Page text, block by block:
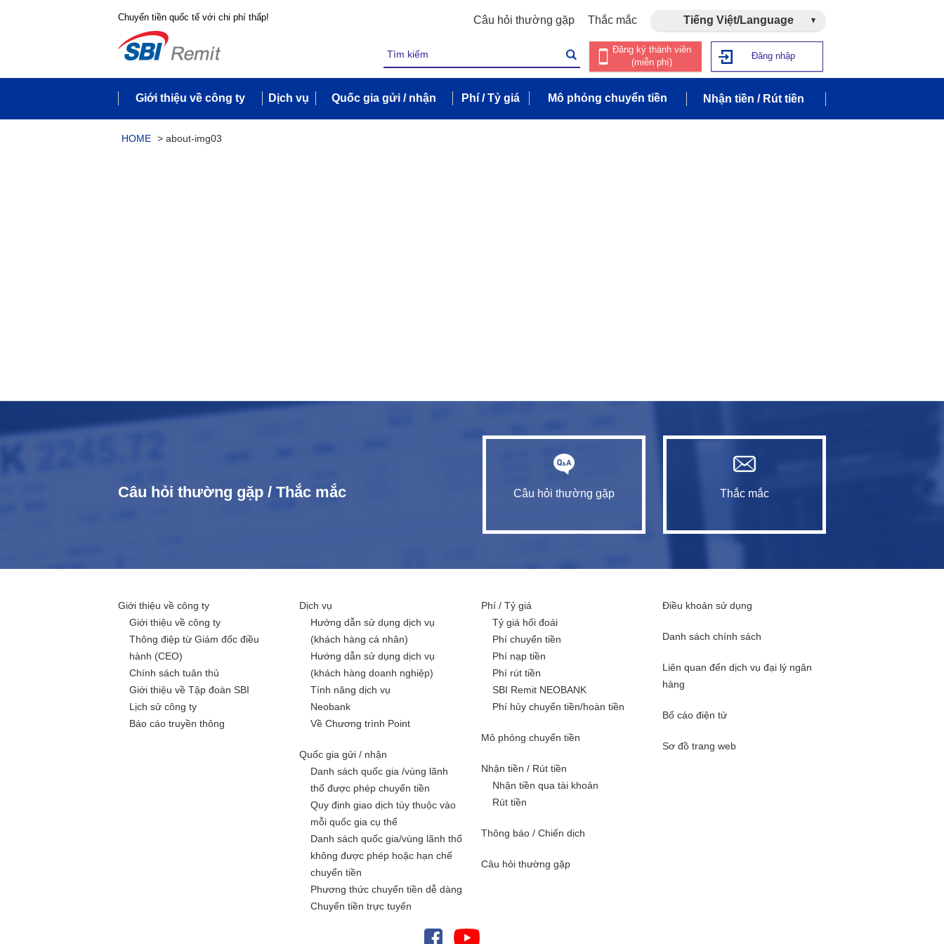
Chuyển tiền quốc tế với chi phí thấp! Câu hỏi thường gặp Thắc mắc Tiếng Việt/Language
Đăng ký thành viên
(miễn phí)
Đăng nhập
Giới thiệu về công ty Dịch vụ Quốc gia gửi / nhận Phí / Tỷ giá Mô phỏng chuyển tiền Nhận tiền / Rút tiền
HOME > about-img03
Câu hỏi thường gặp / Thắc mắc Câu hỏi thường gặp Thắc mắc
Giới thiệu về công ty
Giới thiệu về công ty
Thông điệp từ Giám đốc điều
hành (CEO)
Chính sách tuân thủ
Giới thiệu về Tập đoàn SBI
Lịch sử công ty
Báo cáo truyền thông
Dịch vụ
Hướng dẫn sử dụng dịch vụ
(khách hàng cá nhân)
Hướng dẫn sử dụng dịch vụ
(khách hàng doanh nghiệp)
Tính năng dịch vụ
Neobank
Về Chương trình Point
Quốc gia gửi / nhận
Danh sách quốc gia /vùng lãnh
thổ được phép chuyển tiền
Quy định giao dịch tùy thuộc vào
mỗi quốc gia cụ thể
Danh sách quốc gia/vùng lãnh thổ
không được phép hoặc hạn chế
chuyển tiền
Phương thức chuyển tiền dễ dàng
Chuyển tiền trực tuyến
Phí / Tỷ giá
Tỷ giá hối đoái
Phí chuyển tiền
Phí nạp tiền
Phí rút tiền
SBI Remit NEOBANK
Phí hủy chuyển tiền/hoàn tiền
Mô phỏng chuyển tiền
Nhận tiền / Rút tiền
Nhận tiền qua tài khoản
Rút tiền
Thông báo / Chiến dịch
Câu hỏi thường gặp
Điều khoản sử dụng
Danh sách chính sách
Liên quan đến dịch vụ đại lý ngân
hàng
Bố cáo điện tử
Sơ đồ trang web